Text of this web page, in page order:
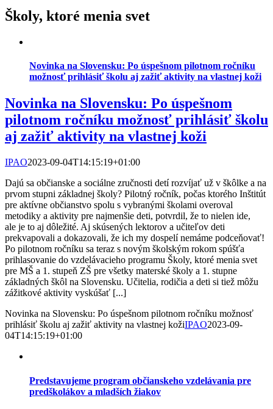
Školy, ktoré menia svet
Novinka na Slovensku: Po úspešnom pilotnom ročníku
možnosť prihlásiť školu aj zažiť aktivity na vlastnej koži
Novinka na Slovensku: Po úspešnom
pilotnom ročníku možnosť prihlásiť školu
aj zažiť aktivity na vlastnej koži
IPAO2023-09-04T14:15:19+01:00
Dajú sa občianske a sociálne zručnosti detí rozvíjať už v škôlke a na
prvom stupni základnej školy? Pilotný ročník, počas ktorého Inštitút
pre aktívne občianstvo spolu s vybranými školami overoval
metodiky a aktivity pre najmenšie deti, potvrdil, že to nielen ide,
ale je to aj dôležité. Aj skúsených lektorov a učiteľov deti
prekvapovali a dokazovali, že ich my dospelí nemáme podceňovať!
Po pilotnom ročníku sa teraz s novým školským rokom spúšťa
prihlasovanie do vzdelávacieho programu Školy, ktoré menia svet
pre MŠ a 1. stupeň ZŠ pre všetky materské školy a 1. stupne
základných škôl na Slovensku. Učitelia, rodičia a deti si tiež môžu
zážitkové aktivity vyskúšať [...]
Novinka na Slovensku: Po úspešnom pilotnom ročníku možnosť
prihlásiť školu aj zažiť aktivity na vlastnej kožiIPAO2023-09-
04T14:15:19+01:00
Predstavujeme program občianskeho vzdelávania pre
predškolákov a mladších žiakov